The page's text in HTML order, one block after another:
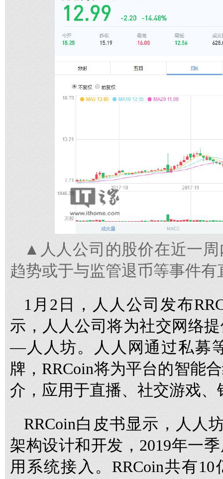
▲人人公司的股价在近一
趋势或于与监管退币等事件有
1月2日，人人公司发布
示，人人公司将为社交网络
—人人坊。人人网通过私募
牌，RRCoin将为平台的智能
介，应用于直播、社交游戏
RRCoin白皮书显示，人人
架构设计和开发，2019年一
用系统接入。RRCoin共有